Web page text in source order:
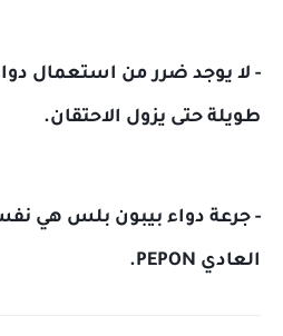
- لا يوجد ضرر من استعمال
طويلة حتى يزول الاحتقان.
- جرعة دواء بيبون بلس هي
العادي PEPON.